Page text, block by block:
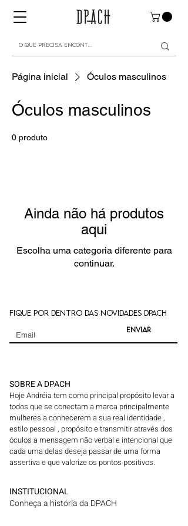
Página inicial Óculos masculinos
Óculos masculinos
0 produto
Ainda não há produtos
aqui
Escolha uma categoria diferente para
continuar.
Fique por dentro das novidades dpach
Enviar
SOBRE A DPACH
Hoje Andréia tem como principal propósito levar a
todos que se conectam a marca principalmente
mulheres a conhecerem a sua real identidade ,
estilo pessoal , propósito e transmitir através dos
óculos a mensagem não verbal e intencional que
cada uma delas deseja passar de uma forma
assertiva e que valorize os pontos positivos.
INSTITUCIONAL
Conheça a história da DPACH